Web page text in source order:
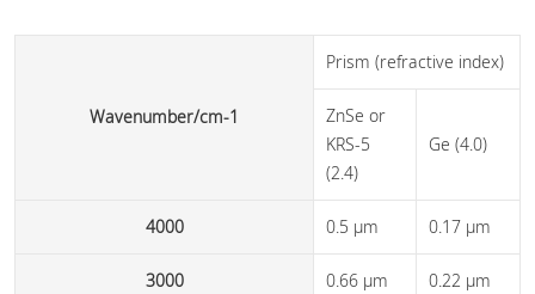
Wavenumber/cm-1
Prism (refractive index)
ZnSe or
KRS-5
(2.4)
Ge (4.0)
4000 0.5 µm 0.17 µm
3000 0.66 µm 0.22 µm